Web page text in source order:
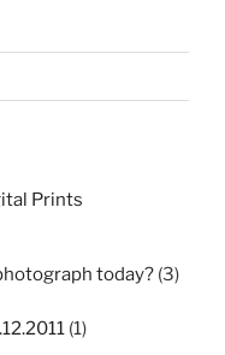
Prints
today? (3)
(1)